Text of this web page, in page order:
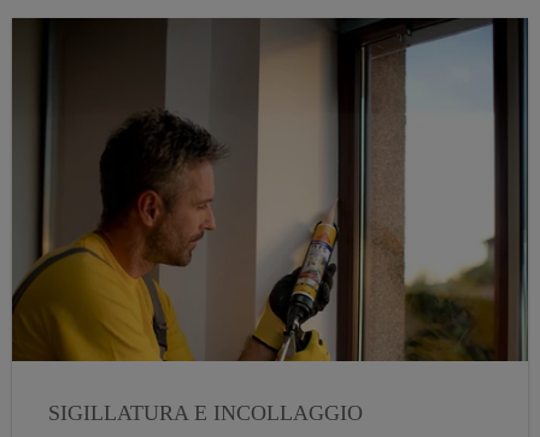
SIGILLATURA E INCOLLAGGIO